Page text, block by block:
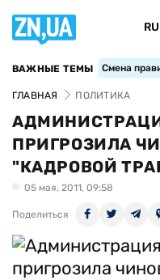
RU
ВАЖНЫЕ ТЕМЫ Смена
ГЛАВНАЯ ПОЛИТИКА
ПРИГРОЗИЛА
"КАДРОВОЙ
05 мая, 2011, 09:58
Поделиться